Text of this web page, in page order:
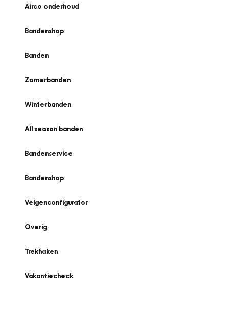
Airco onderhoud
Bandenshop
Banden
Zomerbanden
Winterbanden
All season banden
Bandenservice
Bandenshop
Velgenconfigurator
Overig
Trekhaken
Vakantiecheck